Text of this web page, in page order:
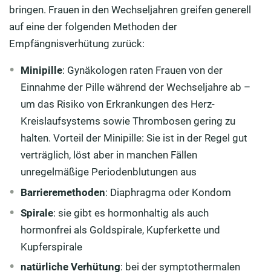
bringen. Frauen in den Wechseljahren greifen generell
auf eine der folgenden Methoden der
Empfängnisverhütung zurück:
Minipille: Gynäkologen raten Frauen von der
Einnahme der Pille während der Wechseljahre ab –
um das Risiko von Erkrankungen des Herz-
Kreislaufsystems sowie Thrombosen gering zu
halten. Vorteil der Minipille: Sie ist in der Regel gut
verträglich, löst aber in manchen Fällen
unregelmäßige Periodenblutungen aus
Barrieremethoden: Diaphragma oder Kondom
Spirale: sie gibt es hormonhaltig als auch
hormonfrei als Goldspirale, Kupferkette und
Kupferspirale
natürliche Verhütung: bei der symptothermalen